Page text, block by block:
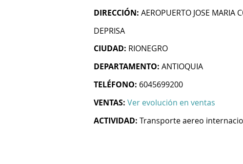
DIRECCIÓN: AEROPUERTO JOSE MARIA
DEPRISA
CIUDAD: RIONEGRO
DEPARTAMENTO: ANTIOQUIA
TELÉFONO: 6045699200
VENTAS: Ver evolución en ventas
ACTIVIDAD: Transporte aereo